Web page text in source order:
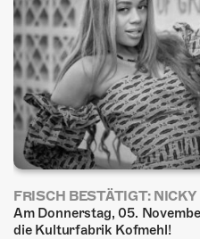
FRISCH BESTÄTIGT: NICKY
Am Donnerstag, 05.
die Kulturfabrik Kofmehl!